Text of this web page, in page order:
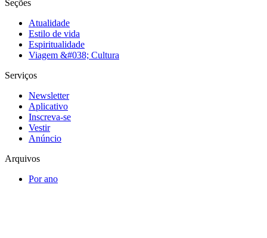
Seções
Atualidade
Estilo de vida
Espiritualidade
Viagem &#038; Cultura
Serviços
Newsletter
Aplicativo
Inscreva-se
Vestir
Anúncio
Arquivos
Por ano